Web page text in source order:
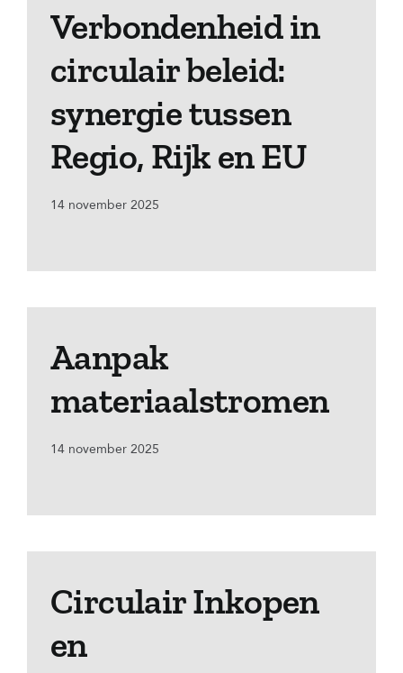
Verbondenheid in
circulair beleid:
synergie tussen
Regio, Rijk en EU
14 november 2025
Aanpak
materiaalstromen
14 november 2025
Circulair Inkopen
en